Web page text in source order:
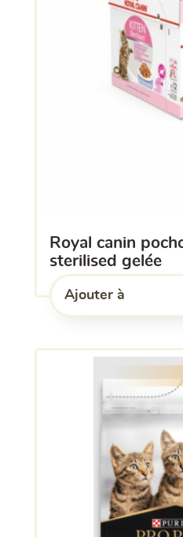
royal canin pochon kitten
sterilised gelée
Ajouter à
l'une de mes listes.